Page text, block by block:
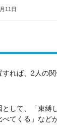
11日
れば、2人の
して、「束縛
べてくる」など